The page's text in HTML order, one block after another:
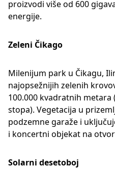
proizvodi više od 600
energije.
Zeleni Čikago
Milenijum park u Čikagu,
najopsežnijih zelenih
100.000 kvadratnih
stopa). Vegetacija u
podzemne garaže i
i koncertni objekat na
Solarni desetoboj